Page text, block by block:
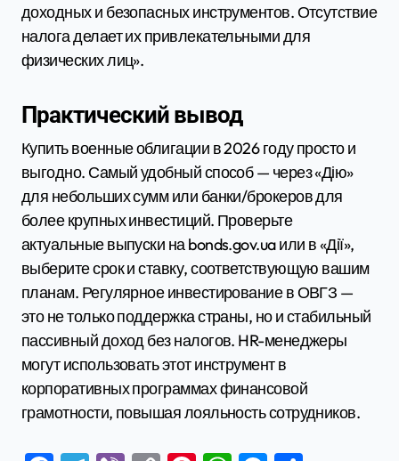
доходных и безопасных инструментов. Отсутствие
налога делает их привлекательными для
физических лиц».
Практический вывод
Купить военные облигации в 2026 году просто и
выгодно. Самый удобный способ — через «Дію»
для небольших сумм или банки/брокеров для
более крупных инвестиций. Проверьте
актуальные выпуски на bonds.gov.ua или в «Дії»,
выберите срок и ставку, соответствующую вашим
планам. Регулярное инвестирование в ОВГЗ —
это не только поддержка страны, но и стабильный
пассивный доход без налогов. HR-менеджеры
могут использовать этот инструмент в
корпоративных программах финансовой
грамотности, повышая лояльность сотрудников.